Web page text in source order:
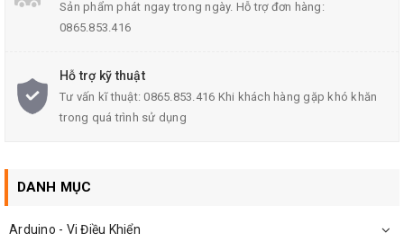
Dùng trong mạch dao động của thiết bị truyền thông, đài phát
thanh, tv, thiết bị điện tử khác nhau
nhiều trong các mạch đơn giản như đèn ngủ, đèn led cầm tay, vợt
muỗi.,..
Sản phẩm phát ngay trong ngày. Hỗ trợ đơn hàng:
0865.853.416
Hỗ trợ kỹ thuật
Tư vấn kĩ thuật: 0865.853.416 Khi khách hàng gặp khó khăn
trong quá trình sử dụng
DANH MỤC
Arduino - Vi Điều Khiển